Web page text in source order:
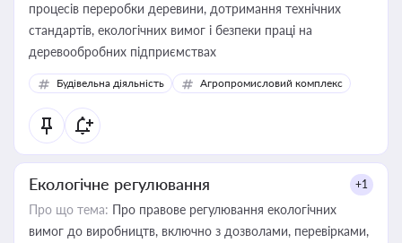
процесів переробки деревини, дотримання технічних
стандартів, екологічних вимог і безпеки праці на
деревообробних підприємствах
Будівельна діяльність Агропромисловий комплекс
Екологічне регулювання +1
Про що тема: Про правове регулювання екологічних
вимог до виробництв, включно з дозволами, перевірками,